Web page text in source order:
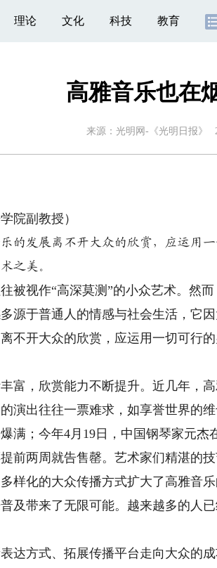
理论 文化 科技 教育
高雅音乐也在
来源： 光明网-《光明日报》
院副教授）
的发展离不开大众的欣赏，应运用
之美。
视作“高深莫测”的小众艺术。然而
源于普通人的情感与社会生活，它因
不开大众的欣赏，应运用一切可行
，欣赏能力不断提升。近几年，高
演出往往一票难求，如享誉世界的
满；今年4月19日，中国钢琴家元杰
前两周就告售罄。艺术家们精湛的
样化的大众传播方式扩大了高雅音乐
及带来了无限可能。越来越多的人已
方式、拓展传播平台走向大众的成